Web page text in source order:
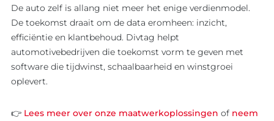
De auto zelf is allang niet meer het enige verdienmodel.
De toekomst draait om de data eromheen: inzicht,
efficiëntie en klantbehoud. Divtag helpt
automotivebedrijven die toekomst vorm te geven met
software die tijdwinst, schaalbaarheid en winstgroei
oplevert.
👉 Lees meer over onze maatwerkoplossingen of neem